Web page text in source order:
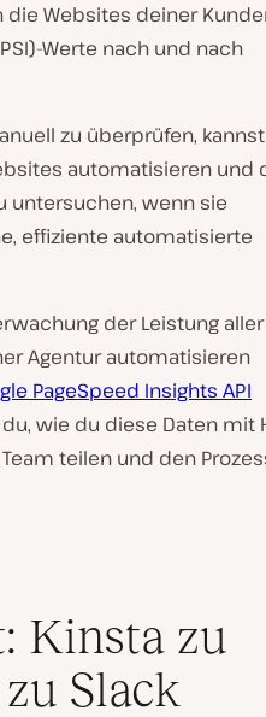
Websites deiner
Werte nach und nach
zu überprüfen,
automatisieren und
untersuchen, wenn sie
effiziente automatisierte
der Leistung
Agentur automatisieren
PageSpeed Insights API
wie du diese Daten mit
teilen und den
Kinsta zu
Slack